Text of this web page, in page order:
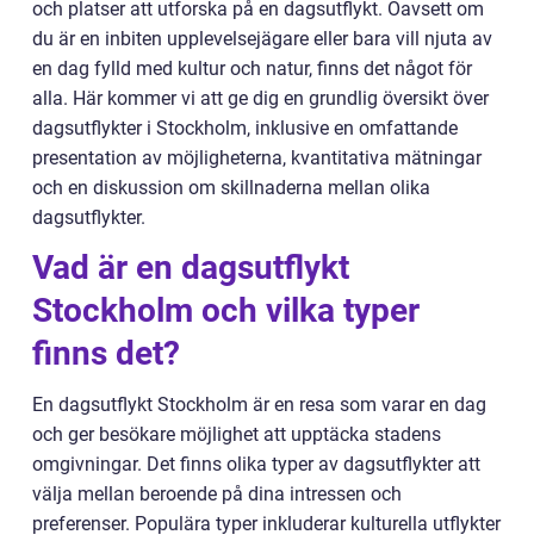
och platser att utforska på en dagsutflykt. Oavsett om
du är en inbiten upplevelsejägare eller bara vill njuta av
en dag fylld med kultur och natur, finns det något för
alla. Här kommer vi att ge dig en grundlig översikt över
dagsutflykter i Stockholm, inklusive en omfattande
presentation av möjligheterna, kvantitativa mätningar
och en diskussion om skillnaderna mellan olika
dagsutflykter.
Vad är en dagsutflykt
Stockholm och vilka typer
finns det?
En dagsutflykt Stockholm är en resa som varar en dag
och ger besökare möjlighet att upptäcka stadens
omgivningar. Det finns olika typer av dagsutflykter att
välja mellan beroende på dina intressen och
preferenser. Populära typer inkluderar kulturella utflykter